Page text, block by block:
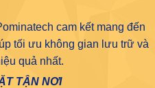
cam kết mang đến
tối ưu không gian lưu trữ và
quả nhất.
TẬN NƠI